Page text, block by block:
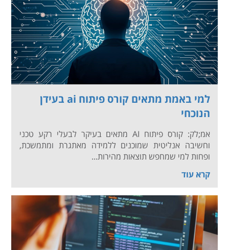
למי באמת מתאים קורס פיתוח ai בעידן
הנוכחי
אמ;לק: קורס פיתוח AI מתאים בעיקר לבעלי רקע טכני
וחשיבה אנליטית שמוכנים ללמידה מאתגרת ומתמשכת,
ופחות למי שמחפש תוצאות מהירות...
קרא עוד